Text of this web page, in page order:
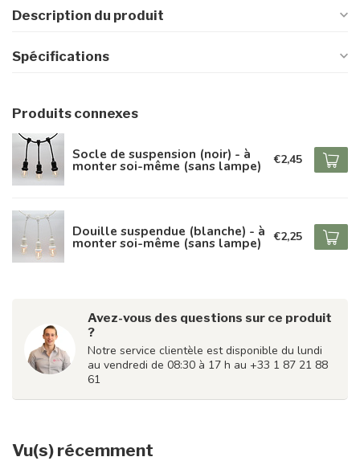
Description du produit
Spécifications
Produits connexes
Socle de suspension (noir) - à
monter soi-même (sans lampe) €2,45
Douille suspendue (blanche) - à
monter soi-même (sans lampe) €2,25
Avez-vous des questions sur ce produit
?
Notre service clientèle est disponible du lundi
au vendredi de 08:30 à 17 h au +33 1 87 21 88
61
Vu(s) récemment